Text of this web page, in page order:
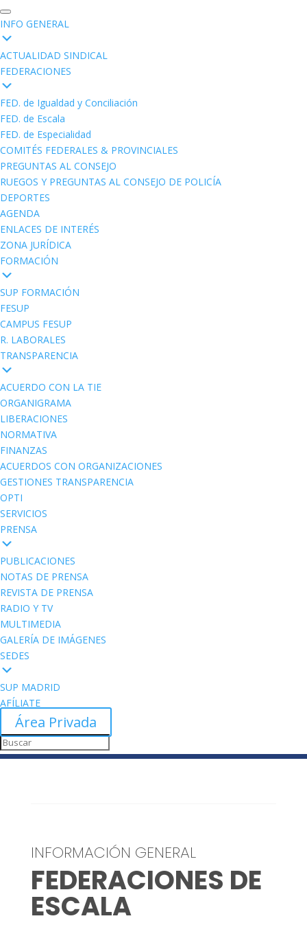
INFO GENERAL
ACTUALIDAD SINDICAL
FEDERACIONES
FED. de Igualdad y Conciliación
FED. de Escala
FED. de Especialidad
COMITÉS FEDERALES & PROVINCIALES
PREGUNTAS AL CONSEJO
RUEGOS Y PREGUNTAS AL CONSEJO DE POLICÍA
DEPORTES
AGENDA
ENLACES DE INTERÉS
ZONA JURÍDICA
FORMACIÓN
SUP FORMACIÓN
FESUP
CAMPUS FESUP
R. LABORALES
TRANSPARENCIA
ACUERDO CON LA TIE
ORGANIGRAMA
LIBERACIONES
NORMATIVA
FINANZAS
ACUERDOS CON ORGANIZACIONES
GESTIONES TRANSPARENCIA
OPTI
SERVICIOS
PRENSA
PUBLICACIONES
NOTAS DE PRENSA
REVISTA DE PRENSA
RADIO Y TV
MULTIMEDIA
GALERÍA DE IMÁGENES
SEDES
SUP MADRID
AFÍLIATE
Área Privada
INFORMACIÓN GENERAL
FEDERACIONES DE
ESCALA